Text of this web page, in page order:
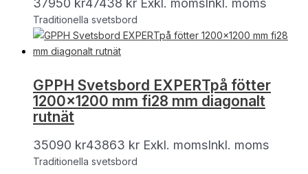
Traditionella svetsbord
GPPH Svetsbord EXPERTpå fötter
1200×1200 mm fi28 mm diagonalt
rutnät
35090 kr43863 kr Exkl. momsInkl. moms
Traditionella svetsbord